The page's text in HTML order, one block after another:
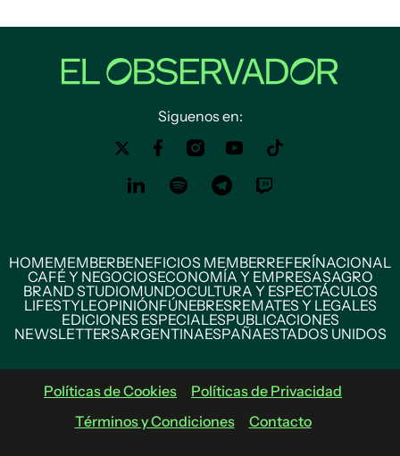
Siguenos en:
HOMEMEMBERBENEFICIOS MEMBERREFERÍNACIONAL
CAFÉ Y NEGOCIOSECONOMÍA Y EMPRESASAGRO
BRAND STUDIOMUNDOCULTURA Y ESPECTÁCULOS
LIFESTYLEOPINIÓNFÚNEBRESREMATES Y LEGALES
EDICIONES ESPECIALESPUBLICACIONES
NEWSLETTERSARGENTINAESPAÑAESTADOS UNIDOS
Políticas de Cookies
Políticas de Privacidad
Términos y Condiciones
Contacto